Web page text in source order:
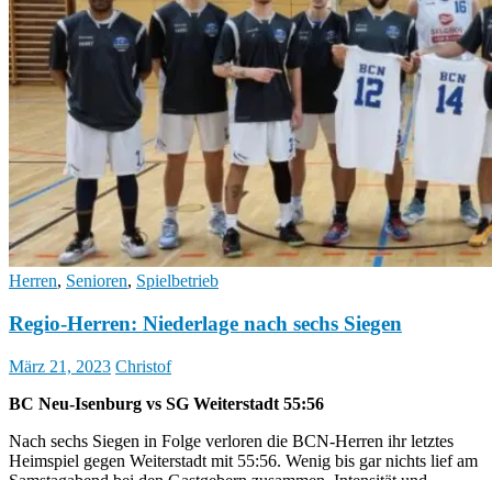
Herren, Senioren, Spielbetrieb
Regio-Herren: Niederlage nach sechs Siegen
März 21, 2023 Christof
BC Neu-Isenburg vs SG Weiterstadt 55:56
Nach sechs Siegen in Folge verloren die BCN-Herren ihr letztes
Heimspiel gegen Weiterstadt mit 55:56. Wenig bis gar nichts lief am